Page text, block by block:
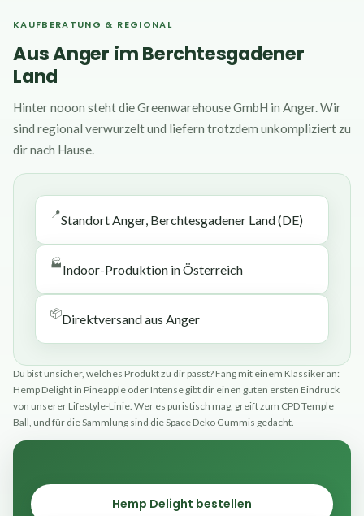
KAUFBERATUNG & REGIONAL
Aus Anger im Berchtesgadener
Land
Hinter nooon steht die Greenwarehouse GmbH in Anger. Wir
sind regional verwurzelt und liefern trotzdem unkompliziert zu
dir nach Hause.
📍Standort Anger, Berchtesgadener Land (DE)
🏭Indoor-Produktion in Österreich
📦Direktversand aus Anger
Du bist unsicher, welches Produkt zu dir passt? Fang mit einem Klassiker an:
Hemp Delight in Pineapple oder Intense gibt dir einen guten ersten Eindruck
von unserer Lifestyle-Linie. Wer es puristisch mag, greift zum CPD Temple
Ball, und für die Sammlung sind die Space Deko Gummis gedacht.
Hemp Delight bestellen